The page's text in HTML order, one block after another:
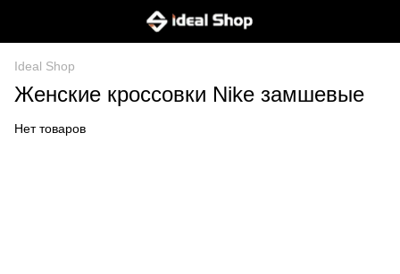
Ideal Shop
Женские кроссовки Nike замшевые
Нет товаров